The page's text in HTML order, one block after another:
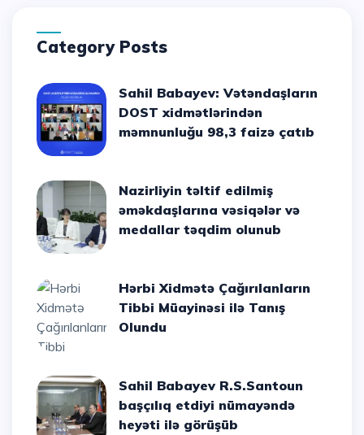
Category Posts
Sahil Babayev: Vətəndaşların
DOST xidmətlərindən
məmnunluğu 98,3 faizə çatıb
Nazirliyin təltif edilmiş
əməkdaşlarına vəsiqələr və
medallar təqdim olunub
Hərbi Xidmətə Çağırılanların
Tibbi Müayinəsi ilə Tanış
Olundu
Sahil Babayev R.S.Santoun
başçılıq etdiyi nümayəndə
heyəti ilə görüşüb